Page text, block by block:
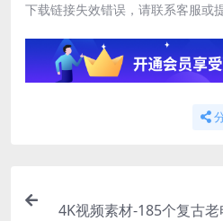
下载链接失效错误，请联系客服或
4K视频素材-185个复古